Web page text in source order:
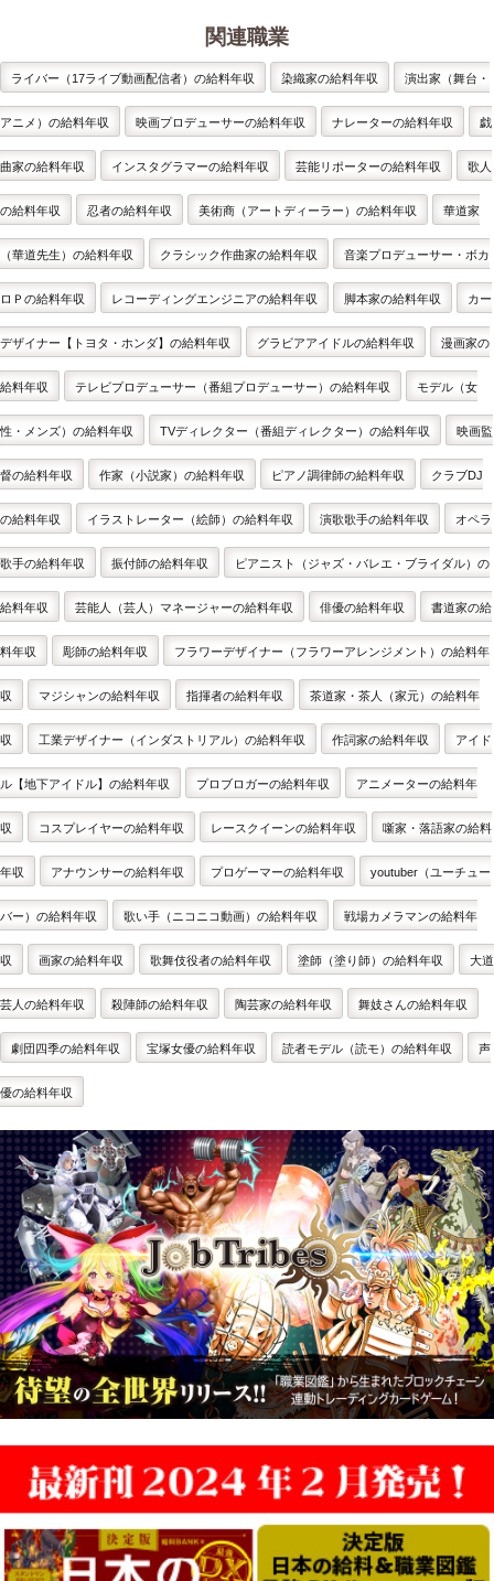
関連職業
ライバー（17ライブ動画配信者）の給料年収 染織家の給料年収 演出家（舞台・
アニメ）の給料年収 映画プロデューサーの給料年収 ナレーターの給料年収 戯
曲家の給料年収 インスタグラマーの給料年収 芸能リポーターの給料年収 歌人
の給料年収 忍者の給料年収 美術商（アートディーラー）の給料年収 華道家
（華道先生）の給料年収 クラシック作曲家の給料年収 音楽プロデューサー・ボカ
ロＰの給料年収 レコーディングエンジニアの給料年収 脚本家の給料年収 カー
デザイナー【トヨタ・ホンダ】の給料年収 グラビアアイドルの給料年収 漫画家の
給料年収 テレビプロデューサー（番組プロデューサー）の給料年収 モデル（女
性・メンズ）の給料年収 TVディレクター（番組ディレクター）の給料年収 映画監
督の給料年収 作家（小説家）の給料年収 ピアノ調律師の給料年収 クラブDJ
の給料年収 イラストレーター（絵師）の給料年収 演歌歌手の給料年収 オペラ
歌手の給料年収 振付師の給料年収 ピアニスト（ジャズ・バレエ・ブライダル）の
給料年収 芸能人（芸人）マネージャーの給料年収 俳優の給料年収 書道家の給
料年収 彫師の給料年収 フラワーデザイナー（フラワーアレンジメント）の給料年
収 マジシャンの給料年収 指揮者の給料年収 茶道家・茶人（家元）の給料年
収 工業デザイナー（インダストリアル）の給料年収 作詞家の給料年収 アイド
ル【地下アイドル】の給料年収 プロブロガーの給料年収 アニメーターの給料年
収 コスプレイヤーの給料年収 レースクイーンの給料年収 噺家・落語家の給料
年収 アナウンサーの給料年収 プロゲーマーの給料年収 youtuber（ユーチュー
バー）の給料年収 歌い手（ニコニコ動画）の給料年収 戦場カメラマンの給料年
収 画家の給料年収 歌舞伎役者の給料年収 塗師（塗り師）の給料年収 大道
芸人の給料年収 殺陣師の給料年収 陶芸家の給料年収 舞妓さんの給料年収
劇団四季の給料年収 宝塚女優の給料年収 読者モデル（読モ）の給料年収 声
優の給料年収